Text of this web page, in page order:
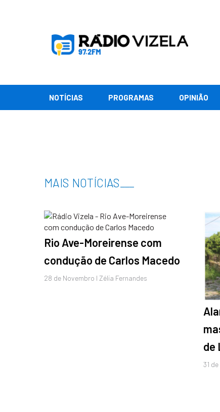
NOTÍCIAS PROGRAMAS OPINIÃO
MAIS NOTÍCIAS
Rio Ave-Moreirense com
condução de Carlos Macedo
28 de Novembro I Zélia Fernandes
de
31 de